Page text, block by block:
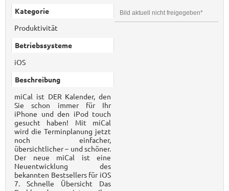
Kategorie
Produktivität
Betriebssysteme
iOS
Beschreibung
miCal ist DER Kalender, den
Sie schon immer für Ihr
iPhone und den iPod touch
gesucht haben! Mit miCal
wird die Terminplanung jetzt
noch einfacher,
übersichtlicher – und schöner.
Der neue miCal ist eine
Neuentwicklung des
bekannten Bestsellers für iOS
7. Schnelle Übersicht Das
Bild aktuell nicht freigegeben*